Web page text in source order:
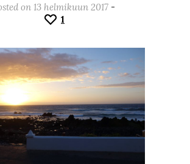
on 13 helmikuun 2017 -
1